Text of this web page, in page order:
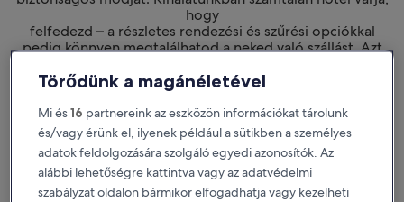
hogy
felfedezd – a részletes rendezési és szűrési opciókkal
pedig könnyen megtalálhatod a neked való szállást. Azt
tetszene a szállásod. Azt szeretnénk, hogy megtaláld a
tökéleteset.
Letölthető iOS-re és Androidra
Törődünk a magánéletével
Mi és16 partnereink az eszközön információkat tárolunk
és/vagy érünk el, ilyenek például a sütikben a személyes
adatok feldolgozására szolgáló egyedi azonosítók. Az
alábbi lehetőségre kattintva vagy az adatvédelmi
szabályzat oldalon bármikor elfogadhatja vagy kezelheti